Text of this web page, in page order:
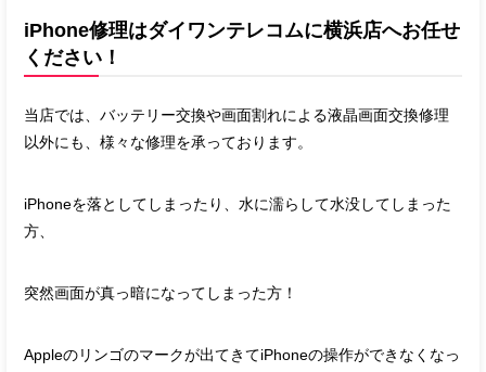
iPhone修理はダイワンテレコムに横浜店へお任せ
ください！
当店では、バッテリー交換や画面割れによる液晶画面交換修理
以外にも、様々な修理を承っております。
iPhoneを落としてしまったり、水に濡らして水没してしまった
方、
突然画面が真っ暗になってしまった方！
Appleのリンゴのマークが出てきてiPhoneの操作ができなくなっ